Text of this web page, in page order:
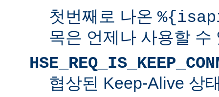
첫번째로 나온
목은 언제나 사용할 수
협상된 Keep-Alive 상